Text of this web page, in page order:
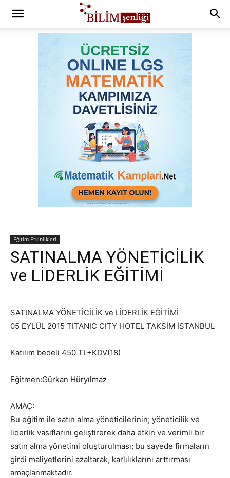
Eğitim Etkinlikleri
SATINALMA YÖNETİCİLİK
ve LİDERLİK EĞİTİMİ
SATINALMA YÖNETİCİLİK ve LİDERLİK EĞİTİMİ
05 EYLÜL 2015 TITANIC CITY HOTEL TAKSİM İSTANBUL
Katılım bedeli 450 TL+KDV(18)
Eğitmen:Gürkan Hüryılmaz
AMAÇ:
Bu eğitim ile satın alma yöneticilerinin; yöneticilik ve
liderlik vasıflarını geliştirerek daha etkin ve verimli bir
satın alma yönetimi oluşturulması; bu sayede firmaların
girdi maliyetlerini azaltarak, karlılıklarını arttırması
amaçlanmaktadır.